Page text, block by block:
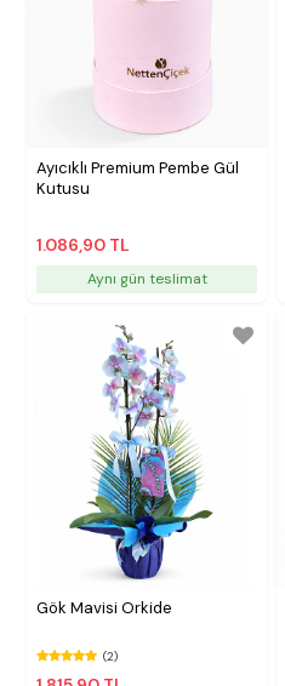
Ayıcıklı Premium Pembe Gül
Kutusu
1.086,90 TL
Aynı gün teslimat
Gök Mavisi Orkide
(2)